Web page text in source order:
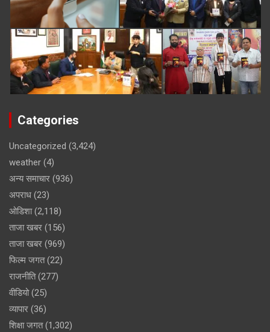
Categories
Uncategorized (3,424)
weather (4)
अन्य समाचार (936)
अपराध (23)
ओडिशा(2,118)
ताजा खबर (156)
ताजा खबर (969)
फिल्म जगत(22)
राजनीति(277)
वीडियो(25)
व्यापार (36)
शिक्षा जगत(1,302)